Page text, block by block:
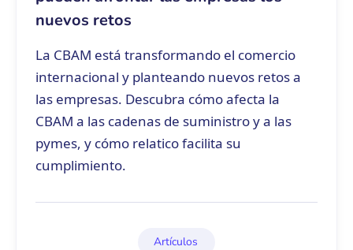
nuevos retos
La CBAM está transformando el comercio
internacional y planteando nuevos retos a
las empresas. Descubra cómo afecta la
CBAM a las cadenas de suministro y a las
pymes, y cómo relatico facilita su
cumplimiento.
Artículos